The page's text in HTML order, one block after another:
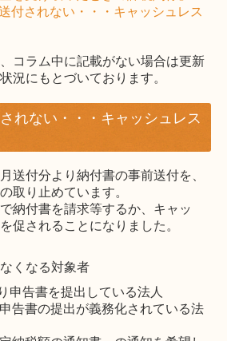
されない・・・キャッシュレス
コラム中に記載がない場合は更新
況にもとづいております。
れない・・・キャッシュレス
月送付分より納付書の事前送付を、
取り止めています。
納付書を請求等するか、キャッ
促されることになりました。
くなる対象者
申告書を提出している法人
告書の提出が義務化されている法